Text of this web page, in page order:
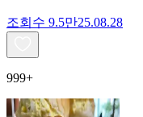
조회수 9.5만25.08.28
999+